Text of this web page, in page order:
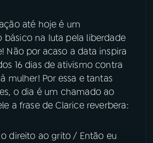
até hoje é um
básico na luta pela liberdade
Não por acaso a data inspira
16 dias de ativismo contra
mulher! Por essa e tantas
o dia é um chamado ao
a frase de Clarice reverbera:
direito ao grito / Então eu